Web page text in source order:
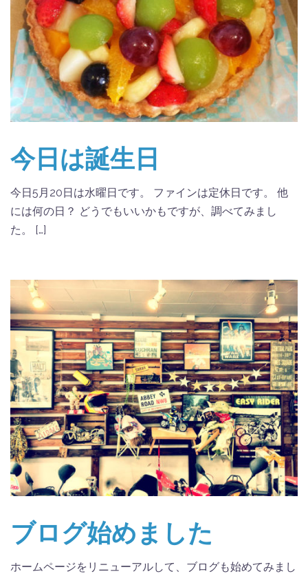
今日は誕生日
今日5月20日は水曜日です。 ファインは定休日です。 他
には何の日？ どうでもいいかもですが、調べてみまし
た。 […]
ブログ始めました
ホームページをリニューアルして、ブログも始めてみまし